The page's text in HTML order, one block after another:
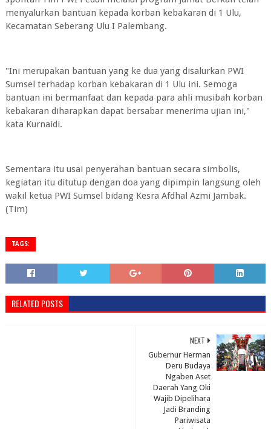
menyalurkan bantuan kepada korban kebakaran di 1 Ulu,
Kecamatan Seberang Ulu I Palembang.
"Ini merupakan bantuan yang ke dua yang disalurkan PWI
Sumsel terhadap korban kebakaran di 1 Ulu ini. Semoga
bantuan ini bermanfaat dan kepada para ahli musibah korban
kebakaran diharapkan dapat bersabar menerima ujian ini,"
kata Kurnaidi.
Sementara itu usai penyerahan bantuan secara simbolis,
kegiatan itu ditutup dengan doa yang dipimpin langsung oleh
wakil ketua PWI Sumsel bidang Kesra Afdhal Azmi Jambak.
(Tim)
TAGS:
RELATED POSTS
NEXT
Gubernur Herman
Deru Budaya
Ngaben Aset
Daerah Yang Oki
Wajib Dipelihara
Jadi Branding
Pariwisata